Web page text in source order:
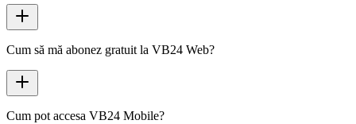
Cum să mă abonez gratuit la VB24 Web?
Cum pot accesa VB24 Mobile?